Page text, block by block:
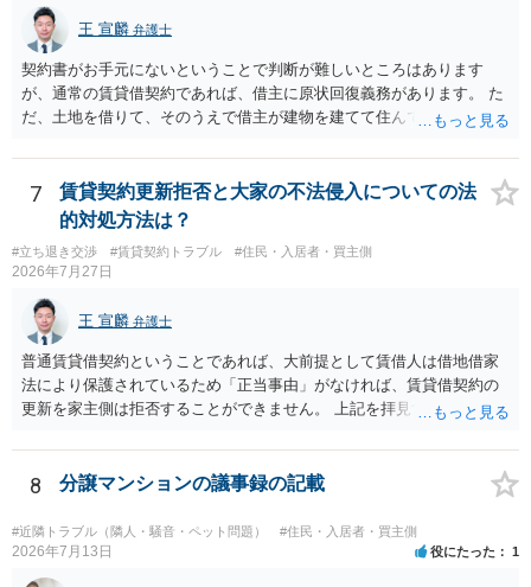
す。
王 宣麟 弁護士
契約書がお手元にないということで判断が難しいところはあります
が、通常の賃貸借契約であれば、借主に原状回復義務があります。 た
だ、土地を借りて、そのうえで借主が建物を建てて住んでいたケース
であれば、建物を収去して土地を明渡す義務は原則生じないはずで
す。 その後、建物を平屋に立て替えた場合であっても、貸主の承諾を
得ているのであれば、単純に費用を捻出した側に平屋の所有権が帰属
する、という話になるわけでもないように思います。 そのため、現
状、解体費用を負担することが明確な案件ではないため、まずは相手
に請求の根拠（なぜ当方が平屋の解体費用を負担しなければならない
のか）を確認されてみてはいかがでしょうか。
7
賃貸契約更新拒否と大家の不法侵入についての法
的対処方法は？
#立ち退き交渉 #賃貸契約トラブル #住民・入居者・買主側
2026年7月27日
王 宣麟 弁護士
普通賃貸借契約ということであれば、大前提として賃借人は借地借家
法により保護されているため「正当事由」がなければ、賃貸借契約の
更新を家主側は拒否することができません。 上記を拝見する限り、通
定期確認させてもらないこと」が直ちに正当事由に当たるとは思えま
せんので、更新拒絶を拒否される方向性でよろしいかと存じます。 そ
の交渉の中で、一定の金銭をもらえれば退去には応じる旨交渉をして
みるのはいかがでしょうか。 過去に賃借人の許可なく無断で賃貸人が
入室する行為自体は不法行為となり、また刑事的にも住居侵入罪が成
立する可能性がありますので、これを理由に一定の金銭賠償を求める
8 分譲マンションの議事録の記載
#近隣トラブル（隣人・騒音・ペット問題） #住民・入居者・買主側
2026年7月13日 役にたった 1